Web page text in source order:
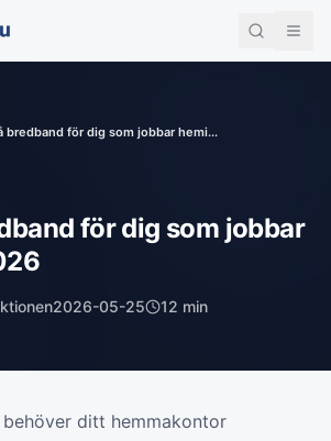
bredband för dig som jobbar hemi...
för dig som jobbar
2026-05-25 12 min
ditt hemmakontor